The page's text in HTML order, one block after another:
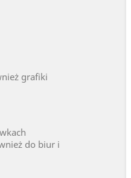
grafiki
do biur i